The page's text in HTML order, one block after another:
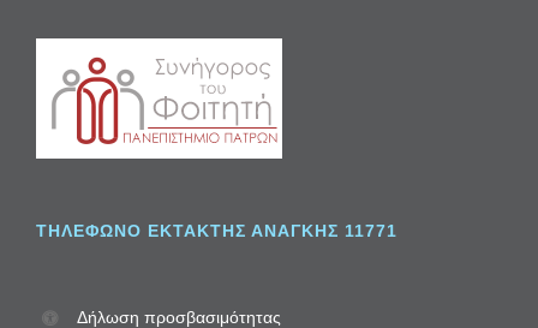
ΤΗΛΈΦΩΝΟ ΈΚΤΑΚΤΗΣ ΑΝΆΓΚΗΣ 11771
Δήλωση προσβασιμότητας